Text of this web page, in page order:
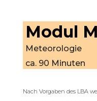
Modul M
Meteorologie
ca. 90 Minuten
Nach Vorgaben des LBA